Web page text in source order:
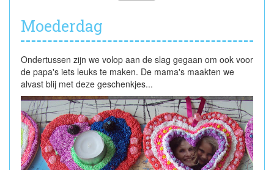
Moederdag
Ondertussen zijn we volop aan de slag gegaan om ook voor
de papa's iets leuks te maken. De mama's maakten we
alvast blij met deze geschenkjes...